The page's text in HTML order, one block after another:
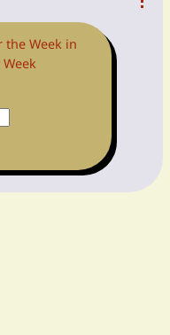
the Week in
Week